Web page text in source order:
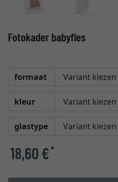
Fotokader babyfles
formaat
kleur
glastype
18,60 €*